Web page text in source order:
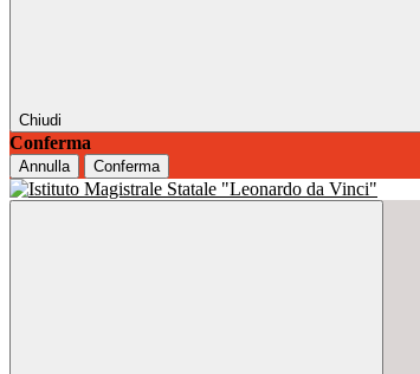
Chiudi
Conferma
Annulla Conferma